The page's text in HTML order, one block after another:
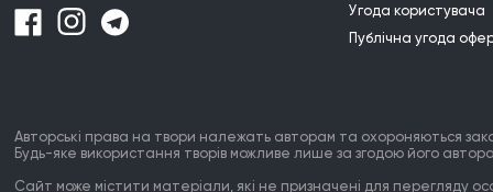
Угода користувача
Публічна угода
Авторські права на твори належать авторам та охороняються
Будь-яке використання творів можливе лише за згодою його
Сайт може містити матеріали, які не призначені для перегляду